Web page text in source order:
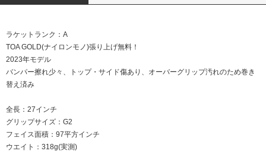
ラケットランク：A
TOA GOLD(ナイロンモノ)張り上げ無料！
2023年モデル
バンパー擦れ少々、トップ・サイド傷あり、オーバーグリップ汚れのため巻き
替え済み
全長：27インチ
グリップサイズ：G2
フェイス面積：97平方インチ
ウエイト：318g(実測)